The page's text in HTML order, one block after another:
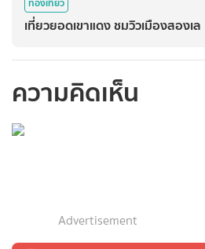
เที่ยวยอดเขาแดง ชมวิวเมืองสองเล
ความคิดเห็น
Advertisement